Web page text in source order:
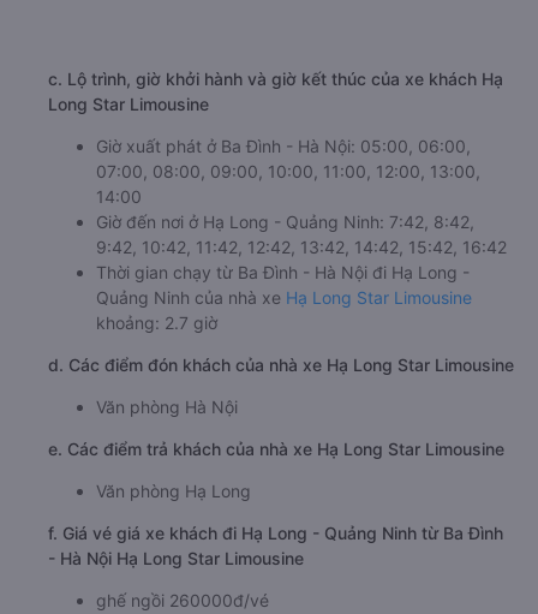
c. Lộ trình, giờ khởi hành và giờ kết thúc của xe khách Hạ
Long Star Limousine
Giờ xuất phát ở Ba Đình - Hà Nội: 05:00, 06:00,
07:00, 08:00, 09:00, 10:00, 11:00, 12:00, 13:00,
14:00
Giờ đến nơi ở Hạ Long - Quảng Ninh: 7:42, 8:42,
9:42, 10:42, 11:42, 12:42, 13:42, 14:42, 15:42, 16:42
Thời gian chạy từ Ba Đình - Hà Nội đi Hạ Long -
Quảng Ninh của nhà xe Hạ Long Star Limousine
khoảng: 2.7 giờ
d. Các điểm đón khách của nhà xe Hạ Long Star Limousine
Văn phòng Hà Nội
e. Các điểm trả khách của nhà xe Hạ Long Star Limousine
Văn phòng Hạ Long
f. Giá vé giá xe khách đi Hạ Long - Quảng Ninh từ Ba Đình
- Hà Nội Hạ Long Star Limousine
ghế ngồi 260000đ/vé